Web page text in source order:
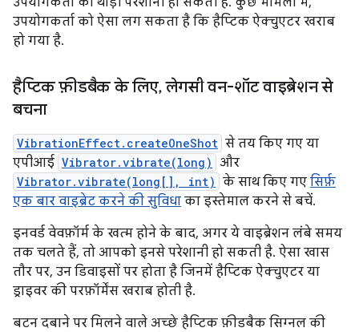
उपयोगकर्ता को ऐसा लग सकता है कि हैप्टिक ऐक्चुएटर खराब
हो गया है.
हैप्टिक फ़ीडबैक के लिए,लेगसी वन-शॉट वाइब्रेशन से
बचना
VibrationEffect.createOneShot से तय किए गए या
एपीआई Vibrator.vibrate(long) और
Vibrator.vibrate(long[], int) के साथ किए गए सिर्फ़
एक बार वाइब्रेट करने की सुविधा का इस्तेमाल करने से बचें.
इनवर्ड वेवफ़ॉर्म के खत्म होने के बाद, अगर ये वाइब्रेशन लंबे समय
तक चलते हैं, तो आपको इनसे परेशानी हो सकती है. ऐसा खास
तौर पर, उन डिवाइसों पर होता है जिनमें हैप्टिक ऐक्चुएटर या
ड्राइवर की परफ़ॉर्मेंस खराब होती है.
बटन दबाने पर मिलने वाले अच्छे हैप्टिक फ़ीडबैक सिग्नल की